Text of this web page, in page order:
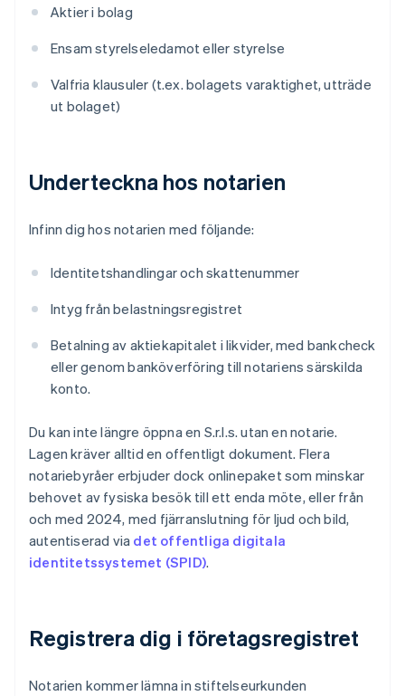
Aktier i bolag
Ensam styrelseledamot eller styrelse
Valfria klausuler (t.ex. bolagets varaktighet, utträde
ut bolaget)
Underteckna hos notarien
Infinn dig hos notarien med följande:
Identitetshandlingar och skattenummer
Intyg från belastningsregistret
Betalning av aktiekapitalet i likvider, med bankcheck
eller genom banköverföring till notariens särskilda
konto.
Du kan inte längre öppna en S.r.l.s. utan en notarie.
Lagen kräver alltid en offentligt dokument. Flera
notariebyråer erbjuder dock onlinepaket som minskar
behovet av fysiska besök till ett enda möte, eller från
och med 2024, med fjärranslutning för ljud och bild,
autentiserad via det offentliga digitala
identitetssystemet (SPID).
Registrera dig i företagsregistret
Notarien kommer lämna in stiftelseurkunden